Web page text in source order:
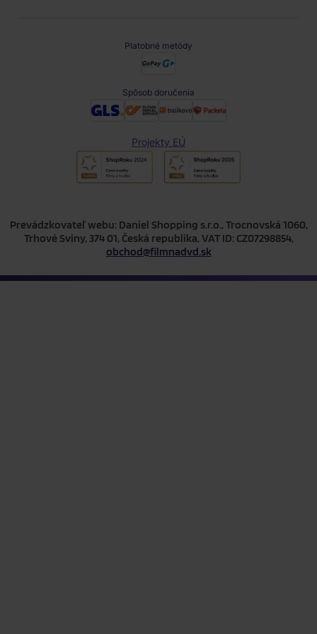
Platobné metódy
Spôsob doručenia
Projekty EÚ
Prevádzkovateľ webu: Daniel Shopping s.r.o., Trocnovská 1060,
Trhové Sviny, 374 01, Česká republika, VAT ID: CZ07298854,
obchod@filmnadvd.sk